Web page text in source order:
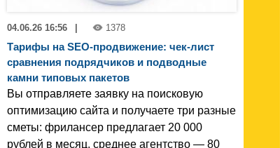
04.06.26 16:56 1378
Тарифы на SEO-продвижение: чек-лист
сравнения подрядчиков и подводные
камни типовых пакетов
Вы отправляете заявку на поисковую
оптимизацию сайта и получаете три разные
сметы: фрилансер предлагает 20 000
рублей в месяц, среднее агентство — 80